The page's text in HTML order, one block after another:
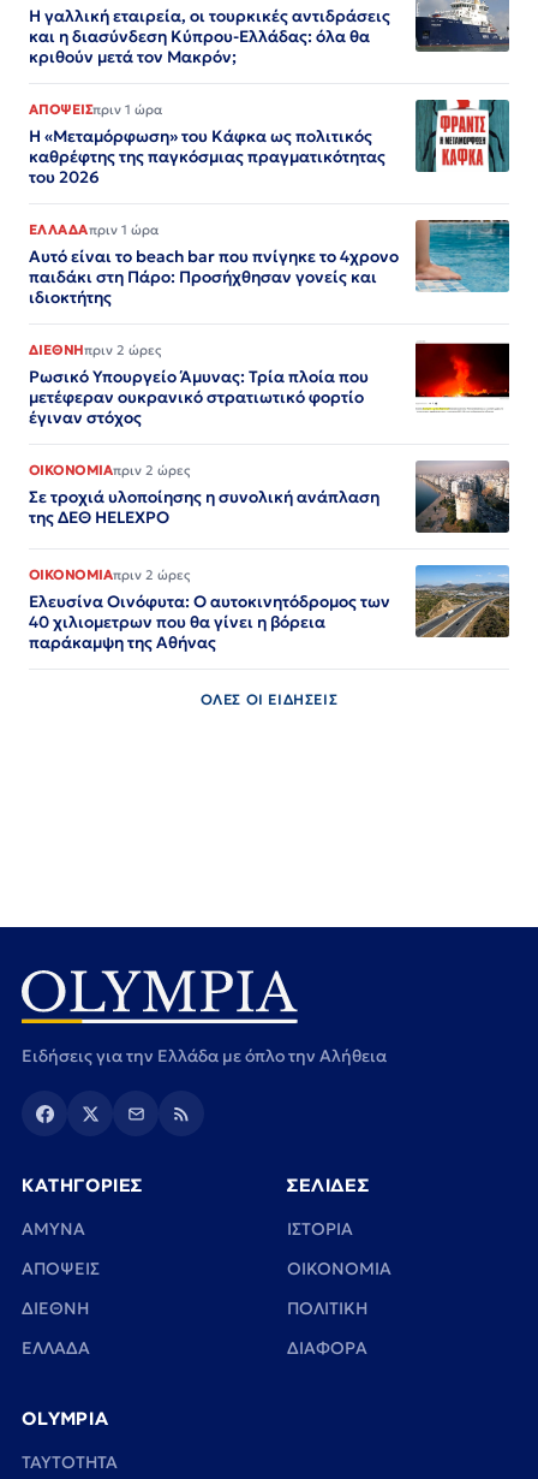
Η γαλλική εταιρεία, οι τουρκικές αντιδράσεις
και η διασύνδεση Κύπρου-Ελλάδας: όλα θα
κριθούν μετά τον Μακρόν;
ΑΠΟΨΕΙΣπριν 1 ώρα
Η «Μεταμόρφωση» του Κάφκα ως πολιτικός
καθρέφτης της παγκόσμιας πραγματικότητας
του 2026
ΕΛΛΑΔΑπριν 1 ώρα
Αυτό είναι το beach bar που πνίγηκε το 4χρονο
παιδάκι στη Πάρο: Προσήχθησαν γονείς και
ιδιοκτήτης
ΔΙΕΘΝΗπριν 2 ώρες
Ρωσικό Υπουργείο Άμυνας: Τρία πλοία που
μετέφεραν ουκρανικό στρατιωτικό φορτίο
έγιναν στόχος
ΟΙΚΟΝΟΜΙΑπριν 2 ώρες
Σε τροχιά υλοποίησης η συνολική ανάπλαση
της ΔΕΘ HELEXPO
ΟΙΚΟΝΟΜΙΑπριν 2 ώρες
Ελευσίνα Οινόφυτα: Ο αυτοκινητόδρομος των
40 χιλιομετρων που θα γίνει η βόρεια
παράκαμψη της Αθήνας
ΟΛΕΣ ΟΙ ΕΙΔΗΣΕΙΣ
Ειδήσεις για την Ελλάδα με όπλο την Αλήθεια
ΚΑΤΗΓΟΡΙΕΣ
ΑΜΥΝΑ
ΑΠΟΨΕΙΣ
ΔΙΕΘΝΗ
ΕΛΛΑΔΑ
ΣΕΛΙΔΕΣ
ΙΣΤΟΡΙΑ
ΟΙΚΟΝΟΜΙΑ
ΠΟΛΙΤΙΚΗ
ΔΙΑΦΟΡΑ
OLYMPIA
TAYTOTHTA